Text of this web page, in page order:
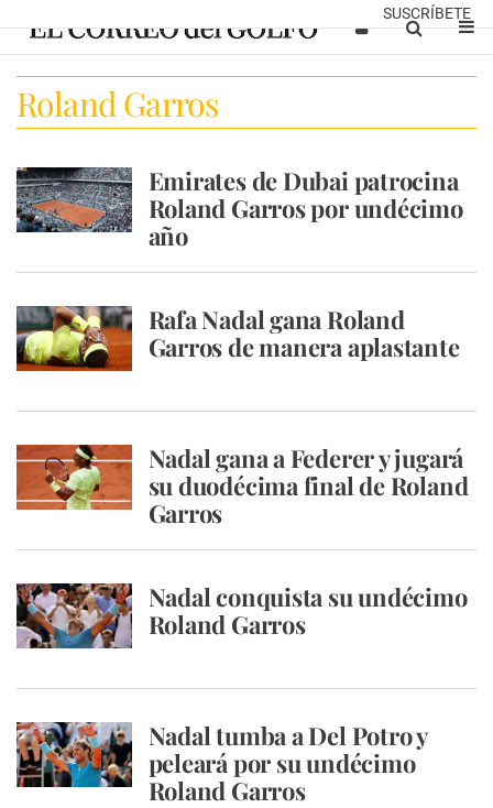
SUSCRÍBETE
Roland Garros
Emirates de Dubai patrocina
Roland Garros por undécimo
año
Rafa Nadal gana Roland
Garros de manera aplastante
Nadal gana a Federer y jugará
su duodécima final de Roland
Garros
Nadal conquista su undécimo
Roland Garros
Nadal tumba a Del Potro y
peleará por su undécimo
Roland Garros